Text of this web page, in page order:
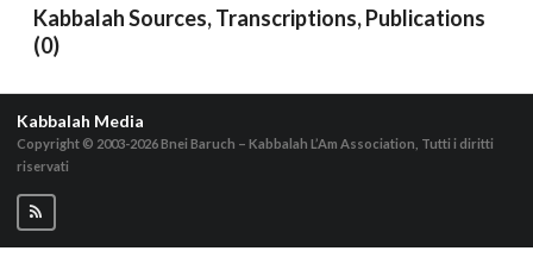
Kabbalah Sources, Transcriptions, Publications
(0)
Kabbalah Media
Copyright © 2003-2026Bnei Baruch – Kabbalah L’Am Association, Tutti i diritti
riservati